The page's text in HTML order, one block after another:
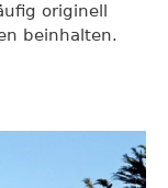
originell
beinhalten.